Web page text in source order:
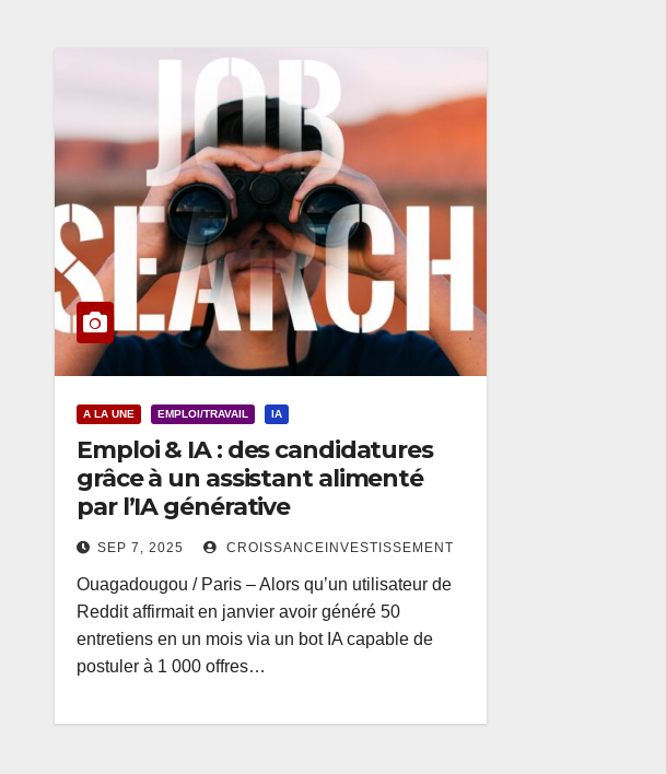
A LA UNE EMPLOI/TRAVAIL IA
Emploi & IA : des candidatures
grâce à un assistant alimenté
par l’IA générative
SEP 7, 2025 CROISSANCEINVESTISSEMENT
Ouagadougou / Paris – Alors qu’un utilisateur de
Reddit affirmait en janvier avoir généré 50
entretiens en un mois via un bot IA capable de
postuler à 1 000 offres…